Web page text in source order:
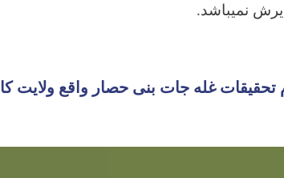
نمیباشد.
تحقیقات غله جات بنی حصار واقع ولایت